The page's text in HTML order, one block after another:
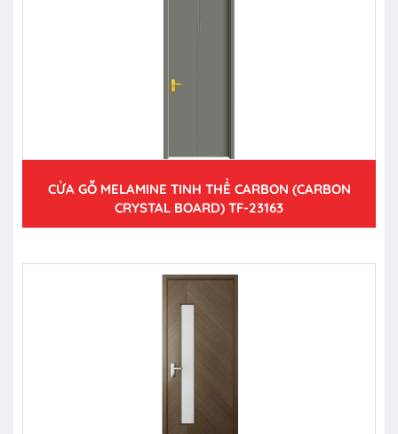
CỬA GỖ MELAMINE TINH THỂ CARBON (CARBON
CRYSTAL BOARD) TF-23163